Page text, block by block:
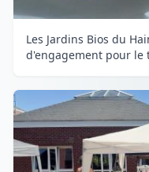
Les Jardins Bios du
d'engagement pour le